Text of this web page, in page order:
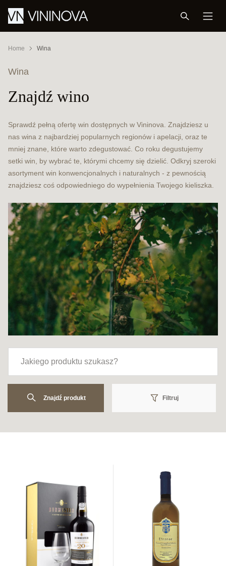
Home Wina
Wina
Znajdź wino
Sprawdź pełną ofertę win dostępnych w Vininova. Znajdziesz u
nas wina z najbardziej popularnych regionów i apelacji, oraz te
mniej znane, które warto zdegustować. Co roku degustujemy
setki win, by wybrać te, którymi chcemy się dzielić. Odkryj szeroki
asortyment win konwencjonalnych i naturalnych - z pewnością
znajdziesz coś odpowiedniego do wypełnienia Twojego kieliszka.
Znajdź produkt Filtruj